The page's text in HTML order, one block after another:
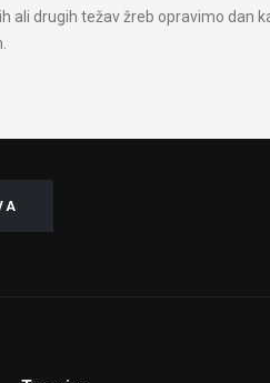
drugih težav žreb opravimo dan